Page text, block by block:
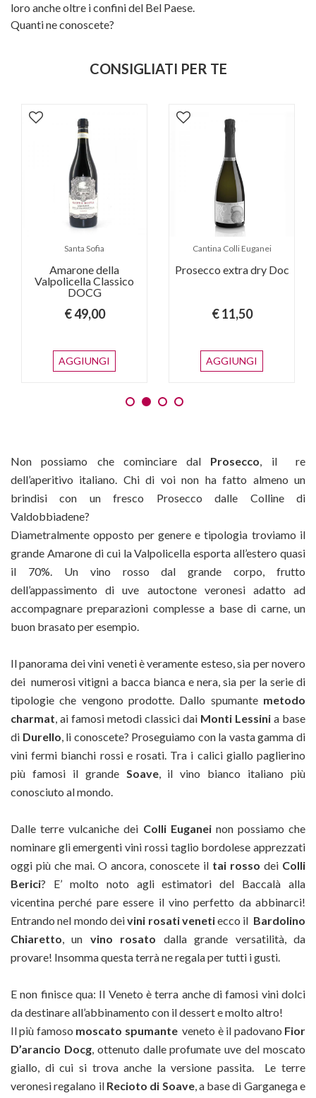
loro anche oltre i confini del Bel Paese.
Quanti ne conoscete?
CONSIGLIATI PER TE
Santa Sofia
Amarone della
Valpolicella Classico
DOCG
€ 49,00
AGGIUNGI
Cantina Colli Euganei
Prosecco extra dry Doc
€ 11,50
AGGIUNGI
Non possiamo che cominciare dal Prosecco, il re
dell’aperitivo italiano. Chi di voi non ha fatto almeno un
brindisi con un fresco Prosecco dalle Colline di
Valdobbiadene?
Diametralmente opposto per genere e tipologia troviamo il
grande Amarone di cui la Valpolicella esporta all’estero quasi
il 70%. Un vino rosso dal grande corpo, frutto
dell’appassimento di uve autoctone veronesi adatto ad
accompagnare preparazioni complesse a base di carne, un
buon brasato per esempio.
Il panorama dei vini veneti è veramente esteso, sia per novero
dei numerosi vitigni a bacca bianca e nera, sia per la serie di
tipologie che vengono prodotte. Dallo spumantemetodo
charmat, ai famosi metodi classici dai Monti Lessini a base
di Durello, li conoscete? Proseguiamo con la vasta gamma di
vini fermi bianchi rossi e rosati. Tra i calici giallo paglierino
più famosi il grande Soave, il vino bianco italiano più
conosciuto al mondo.
Dalle terre vulcaniche dei Colli Euganeinon possiamo che
nominare gli emergenti vini rossi taglio bordolese apprezzati
oggi più che mai. O ancora, conoscete il tai rosso dei Colli
Berici? E’ molto noto agli estimatori del Baccalà alla
vicentina perché pare essere il vino perfetto da abbinarci!
Entrando nel mondo deivini rosati venetiecco il Bardolino
Chiaretto, un vino rosato dalla grande versatilità, da
provare! Insomma questa terrà ne regala per tutti i gusti.
E non finisce qua: Il Veneto è terra anche di famosi vini dolci
da destinare all’abbinamento con il dessert e molto altro!
Il più famoso moscato spumanteveneto è il padovano Fior
D’arancio Docg, ottenuto dalle profumate uve del moscato
giallo, di cui si trova anche la versione passita. Le terre
veronesi regalano il Recioto di Soave, a base di Garganega e